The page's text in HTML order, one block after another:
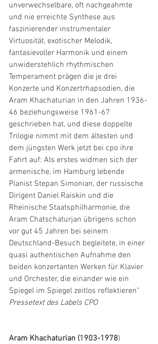
unverwechselbare, oft nachgeahmte
und nie erreichte Synthese aus
faszinierender instrumentaler
Virtuosität, exotischer Melodik,
fantasievoller Harmonik und einem
unwiderstehlich rhythmischen
Temperament prägen die je drei
Konzerte und Konzertrhapsodien, die
Aram Khachaturian in den Jahren 1936-
46 beziehungsweise 1961-67
geschrieben hat, und diese doppelte
Trilogie nimmt mit dem ältesten und
dem jüngsten Werk jetzt bei cpo ihre
Fahrt auf: Als erstes widmen sich der
armenische, im Hamburg lebende
Pianist Stepan Simonian, der russische
Dirigent Daniel Raiskin und die
Rheinische Staatsphilharmonie, die
Aram Chatschaturjan übrigens schon
vor gut 45 Jahren bei seinem
Deutschland-Besuch begleitete, in einer
quasi authentischen Aufnahme den
beiden konzertanten Werken für Klavier
und Orchester, die einander wie ein
Spiegel im Spiegel zeitlos reflektieren“
Pressetext des Labels CPO
Aram Khachaturian (1903-1978)